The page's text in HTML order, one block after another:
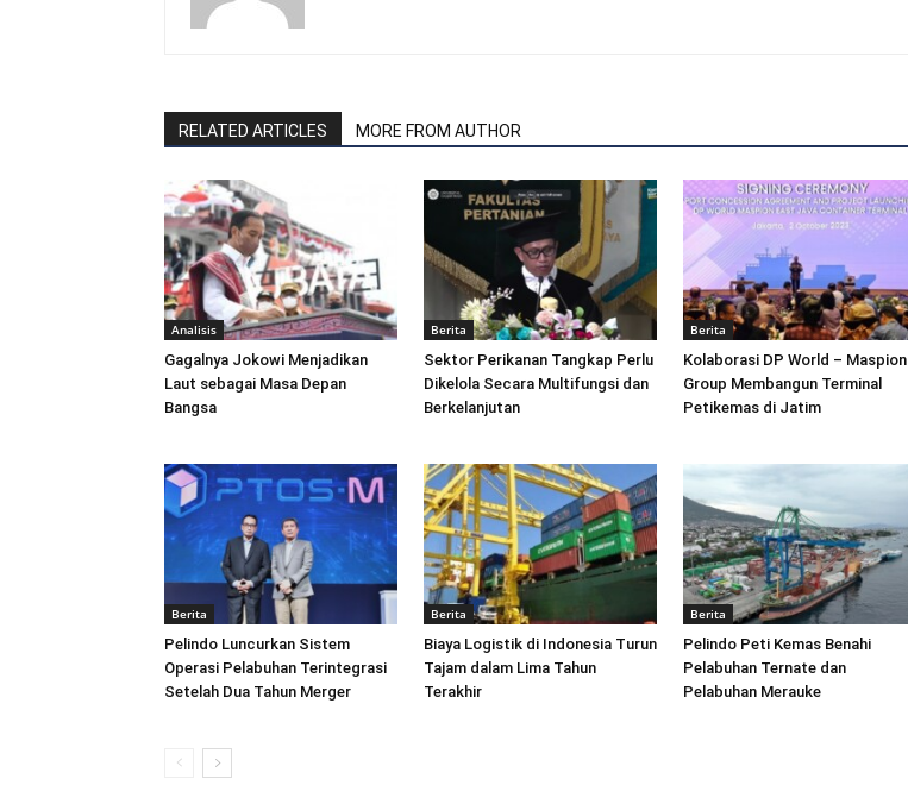
RELATED ARTICLES MORE FROM AUTHOR
Analisis
Gagalnya Jokowi Menjadikan
Laut sebagai Masa Depan
Bangsa
Berita
Sektor Perikanan Tangkap Perlu
Dikelola Secara Multifungsi dan
Berkelanjutan
Berita
Kolaborasi DP World – Maspion
Group Membangun Terminal
Petikemas di Jatim
Berita
Pelindo Luncurkan Sistem
Operasi Pelabuhan Terintegrasi
Setelah Dua Tahun Merger
Berita
Biaya Logistik di Indonesia Turun
Tajam dalam Lima Tahun
Terakhir
Berita
Pelindo Peti Kemas Benahi
Pelabuhan Ternate dan
Pelabuhan Merauke